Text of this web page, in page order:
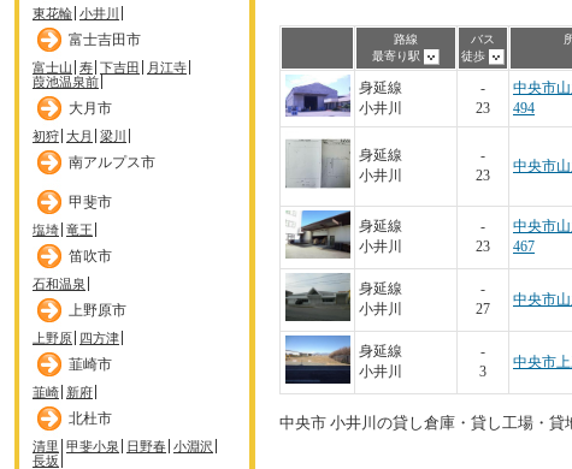
東花輪 小井川
富士吉田市
富士山 寿 下吉田
月江寺
葭池温泉前
大月市
初狩 大月 梁川
南アルプス市
甲斐市
塩埼 竜王
笛吹市
石和温泉
上野原市
上野原 四方津
韮崎市
韮崎 新府
北杜市
清里 甲斐小泉 日野春 小淵沢
長坂
路線
最寄り駅
バス
徒歩
身延線
小井川
-
23
中央市
494
身延線
小井川
-
23
中央市
身延線
小井川
-
23
中央市
467
身延線
小井川
-
27
中央市
身延線
小井川
-
3
中央市
中央市 小井川の貸し倉庫・貸し工場・貸